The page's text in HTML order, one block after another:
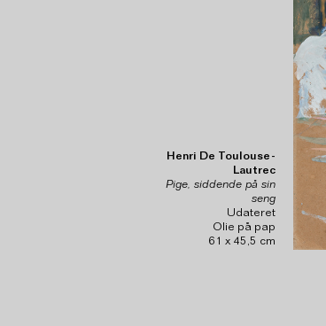
Henri De Toulouse-
Lautrec
Pige, siddende på sin
seng
Udateret
Olie på pap
61 x 45,5 cm